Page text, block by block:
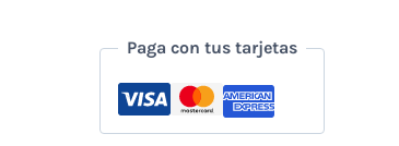
Paga con tus tarjetas